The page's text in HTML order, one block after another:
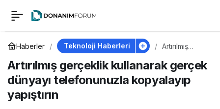
Haberler Teknoloji Haberleri
Artırılmış
kullanarak
gerçek
dünyayı
telefonunuzla
Artırılmış gerçeklik kullanarak gerçek
dünyayı telefonunuzla kopyalayıp
yapıştırın
Artırılmış gerçeklik
kullanarak gerçek
dünyayı
telefonunuzla